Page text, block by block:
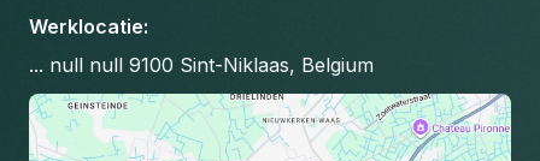
Werklocatie:
... null null 9100 Sint-Niklaas, Belgium